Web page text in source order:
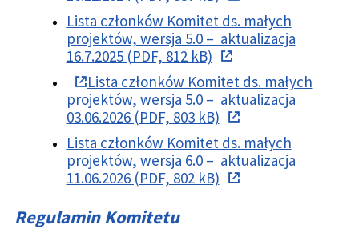
Lista członków Komitet ds. małych
projektów, wersja 5.0 – aktualizacja
16.7.2025 (PDF, 812 kB)
Lista członków Komitet ds. małych
projektów, wersja 5.0 – aktualizacja
03.06.2026 (PDF, 803 kB)
Lista członków Komitet ds. małych
projektów, wersja 6.0 – aktualizacja
11.06.2026 (PDF, 802 kB)
Regulamin Komitetu